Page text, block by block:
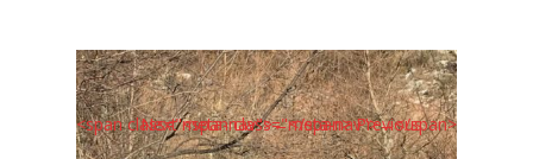
<span class="meta-nav">←</span> Previous
Next <span class="meta-nav">→</span>